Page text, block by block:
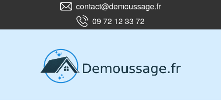
contact@demoussage.fr
09 72 12 33 72